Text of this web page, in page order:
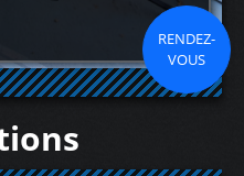
RENDEZ-
VOUS